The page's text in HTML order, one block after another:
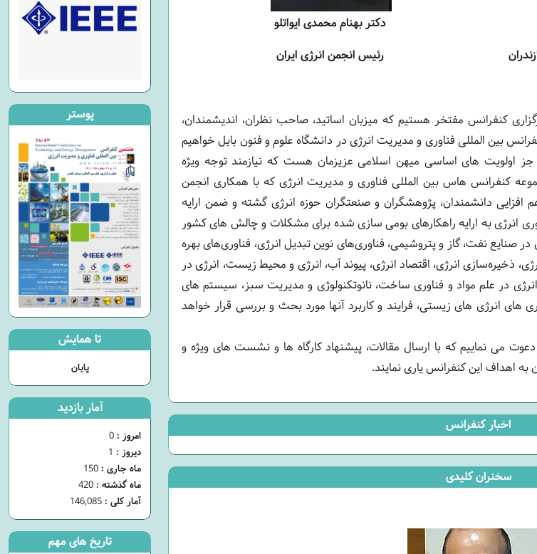
دکتر بهنام محمدی ایواتلو
رئیس انجمن انرژی ایران
کنفرانس مفتخر هستیم که میزبان اساتید، صاحب نظران، اندیشمندان،
بین المللی فناوری و مدیریت انرژی در دانشگاه علوم و فنون بابل خواهیم
جز اولویت های اساسی میهن اسلامی عزیزمان هست که نیازمند توجه ویژه
کنفرانس هاس بین المللی فناوری و مدیریت انرژی که با همکاری انجمن
دانشمندان، پژوهشگران و صنعتگران حوزه انرژی گشته و ضمن ارایه
انرژی به ارایه راهکارهای بومی سازی شده برای مشکلات و چالش های کشور
صنایع نفت، گاز و پتروشیمی، فناوری‌های نوین تبدیل انرژی، فناوری‌های بهره
ذخیره‌سازی انرژی، اقتصاد انرژی، پیوند آب، انرژی و محیط زیست، انرژی در
در علم مواد و فناوری ساخت، نانوتکنولوژی و مدیریت سبز، سیستم های
انرژی های زیستی، فرایند و کاربرد آنها مورد بحث و بررسی قرار خواهد
می ‌نماییم که با ارسال مقالات، پیشنهاد کارگاه ها و نشست های ویژه و
به اهداف این کنفرانس یاری نمایند.
اخبار کنفرانس
سخنران کلیدی
پوستر
تا همایش
پایان
آمار بازدید
امروز : 0
دیروز : 1
ماه جاری : 150
ماه گذشته : 420
آمار کلی : 146,085
تاریخ های مهم